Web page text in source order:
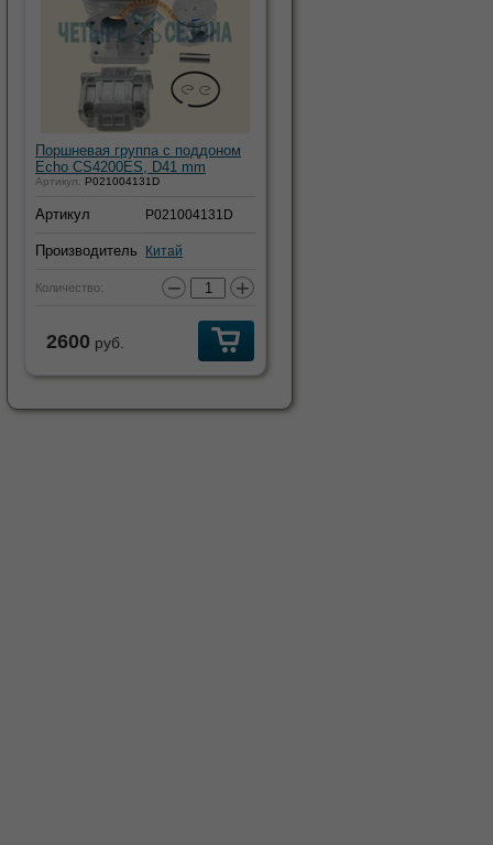
Поршневая группа с поддоном
Echo CS4200ES, D41 mm
Артикул: P021004131D
Артикул P021004131D
Производитель Китай
Количество: − +
2600 руб.